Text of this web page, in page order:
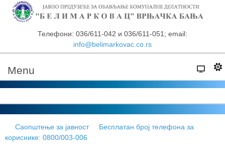
Телефони: 036/611-042 и 036/611-051; email:
info@belimarkovac.co.rs
Menu
Саопштење за јавност
Бесплатан број телефона за
кориснике: 0800/003-006